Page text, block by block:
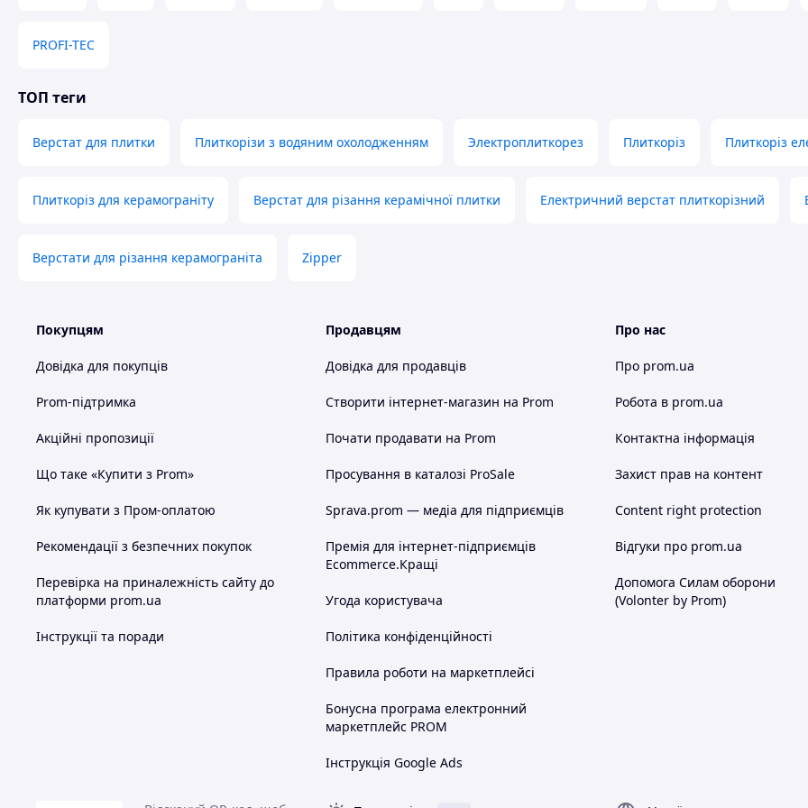
Чому обирають нас:
допоможемо вам підібрати необхідні рішення для будь-
яких завдань.
брендами, щоб ви отримували виключно надійні товари.
📞 Клієнтський сервіс:наша команда експертів завжди
ми піклуємось про те, щоб ви
отримували найкраще співвідношення ціни та якості.
Регулярні знижки, акції та спецпропозиції роблять
покупки у нас ще приємнішими.
наші клієнти задоволені
покупками і повертаються знову і знову. Це — наша найкраща нагорода.
обслуговування!
PROFI-TEC
ТОП теги
Верстат для плитки Плиткорізи з водяним охолодженням Электроплиткорез Плиткоріз Плиткоріз
Плиткоріз для керамограніту Верстат для різання керамічної плитки Електричний верстат плиткорізний
Верстати для різання керамограніта Zipper
Покупцям
Довідка для покупців
Prom-підтримка
Акційні пропозиції
Що таке «Купити з Prom»
Як купувати з Пром-оплатою
Рекомендації з безпечних покупок
Перевірка на приналежність сайту до
платформи prom.ua
Інструкції та поради
Продавцям
Довідка для продавців
Створити інтернет-магазин на Prom
Почати продавати на Prom
Просування в каталозі ProSale
Sprava.prom — медіа для підприємців
Премія для інтернет-підприємців
Ecommerce.Кращі
Угода користувача
Політика конфіденційності
Правила роботи на маркетплейсі
Бонусна програма електронний
маркетплейс PROM
Інструкція Google Ads
Про нас
Про prom.ua
Робота в prom.ua
Контактна інформація
Захист прав на контент
Content right protection
Відгуки про prom.ua
Допомога Силам оборони
(Volonter by Prom)